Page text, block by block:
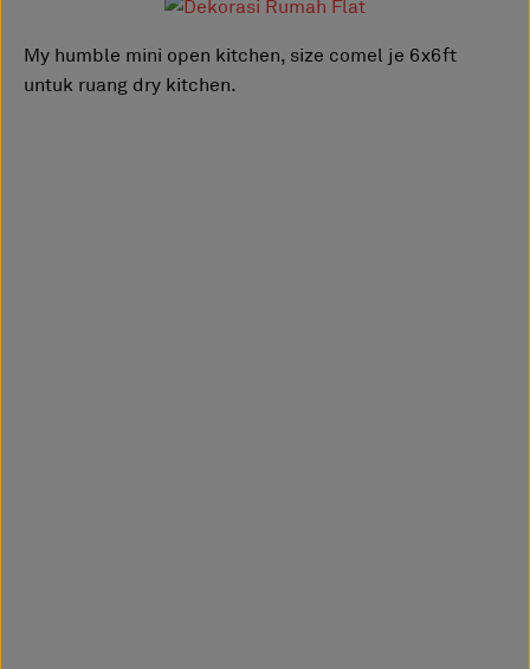
My humble mini open kitchen, size comel je 6x6ft
untuk ruang dry kitchen.